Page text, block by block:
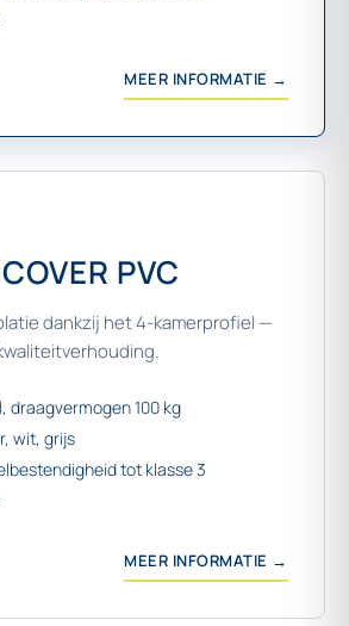
MEER INFORMATIE →
PVC
dankzij het 4-kamerprofiel —
draagvermogen 100 kg
wit, grijs
tot klasse 3
MEER INFORMATIE →